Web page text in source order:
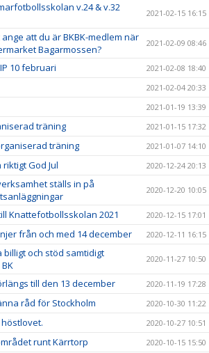
v.24 & v.32
2021-02-15 16:15
att du är BKBK-medlem när
Bagarmossen?
2021-02-09 08:46
10 februari 2021-02-08 18:40
2021-02-04 20:33
2021-01-19 13:39
träning 2021-01-15 17:32
träning 2021-01-07 14:10
God Jul 2020-12-24 20:13
ställs in på
2020-12-20 10:05
Knattefotbollsskolan 2021 2020-12-15 17:01
från och med 14 december 2020-12-11 16:15
billigt och stöd samtidigt
2020-11-27 10:50
till den 13 december 2020-11-19 17:28
råd för Stockholm 2020-10-30 11:22
2020-10-27 10:51
runt Kärrtorp 2020-10-15 15:50